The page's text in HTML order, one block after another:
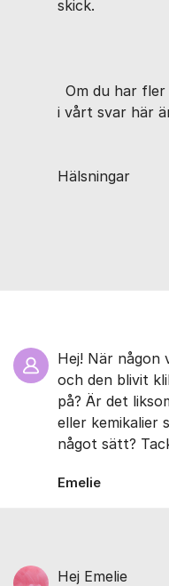
skick.
Om du har
i vårt svar här
Hälsningar
Hej! När någon
och den blivit
på? Är det
eller kemikalier
något sätt?
Emelie
Hej Emelie